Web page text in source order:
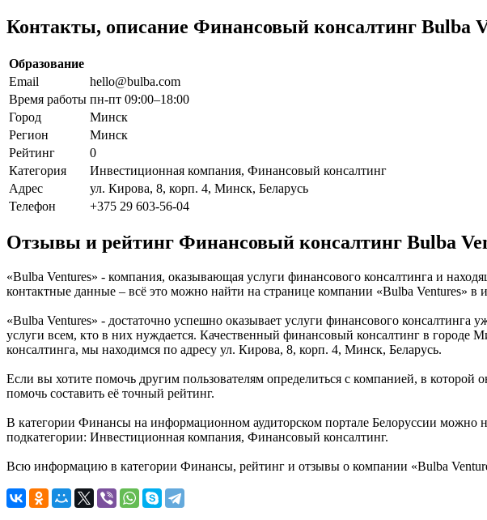
Контакты, описание Финансовый консалтинг Bulba
Образование
Email
hello@bulba.com
Время работы пн-пт 09:00–18:00
Город
Минск
Регион
Минск
Рейтинг
0
Категория
Инвестиционная компания, Финансовый консалтинг
Адрес
ул. Кирова, 8, корп. 4, Минск, Беларусь
Телефон
+375 29 603-56-04
Отзывы и рейтинг Финансовый консалтинг Bulba
«Bulba Ventures» - компания, оказывающая услуги финансового консалтинга и
контактные данные – всё это можно найти на странице компании «Bulba Ventures» в
«Bulba Ventures» - достаточно успешно оказывает услуги финансового
услуги всем, кто в них нуждается. Качественный финансовый консалтинг в городе
консалтинга, мы находимся по адресу ул. Кирова, 8, корп. 4, Минск, Беларусь.
Если вы хотите помочь другим пользователям определиться с компанией, в
помочь составить её точный рейтинг.
В категории Финансы на информационном аудиторском портале Белоруссии можно
подкатегории: Инвестиционная компания, Финансовый консалтинг.
Всю информацию в категории Финансы, рейтинг и отзывы о компании «Bulba